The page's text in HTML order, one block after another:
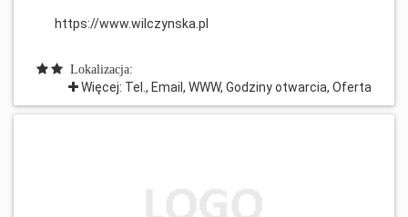
https://www.wilczynska.pl
Lokalizacja:
Więcej: Tel., Email, WWW, Godziny otwarcia, Oferta